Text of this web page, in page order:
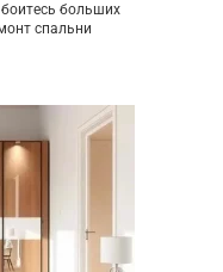
больших
спальни